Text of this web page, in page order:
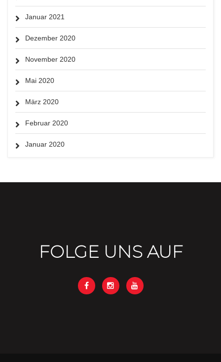
Januar 2021
Dezember 2020
November 2020
Mai 2020
März 2020
Februar 2020
Januar 2020
FOLGE UNS AUF